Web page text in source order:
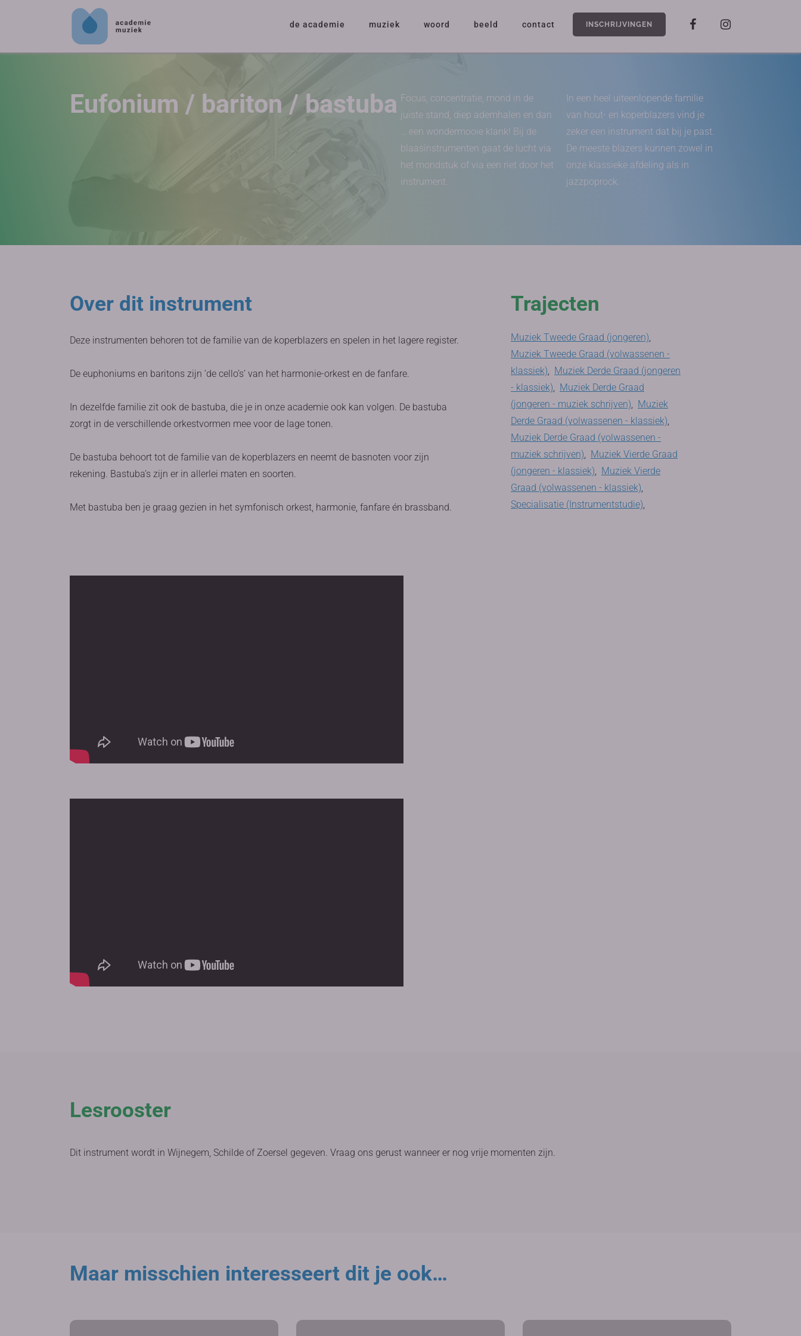
de academie muziek woord beeld contact INSCHRIJVINGEN
Eufonium / bariton / bastuba Focus, concentratie, mond in de
juiste stand, diep ademhalen en dan
… een wondermooie klank! Bij de
blaasinstrumenten gaat de lucht via
het mondstuk of via een riet door het
instrument.
In een heel uiteenlopende familie
van hout- en koperblazers vind je
zeker een instrument dat bij je past.
De meeste blazers kunnen zowel in
onze klassieke afdeling als in
jazzpoprock.
Over dit instrument
Deze instrumenten behoren tot de familie van de koperblazers en spelen in het lagere register.
De euphoniums en baritons zijn ‘de cello’s’ van het harmonie-orkest en de fanfare.
In dezelfde familie zit ook de bastuba, die je in onze academie ook kan volgen. De bastuba
zorgt in de verschillende orkestvormen mee voor de lage tonen.
De bastuba behoort tot de familie van de koperblazers en neemt de basnoten voor zijn
rekening. Bastuba’s zijn er in allerlei maten en soorten.
Met bastuba ben je graag gezien in het symfonisch orkest, harmonie, fanfare én brassband.
Trajecten
Muziek Tweede Graad (jongeren),
Muziek Tweede Graad (volwassenen -
klassiek), Muziek Derde Graad (jongeren
- klassiek), Muziek Derde Graad
(jongeren - muziek schrijven), Muziek
Derde Graad (volwassenen - klassiek),
Muziek Derde Graad (volwassenen -
muziek schrijven), Muziek Vierde Graad
(jongeren - klassiek), Muziek Vierde
Graad (volwassenen - klassiek),
Specialisatie (Instrumentstudie),
Lesrooster
Dit instrument wordt in Wijnegem, Schilde of Zoersel gegeven. Vraag ons gerust wanneer er nog vrije momenten zijn.
Maar misschien interesseert dit je ook…